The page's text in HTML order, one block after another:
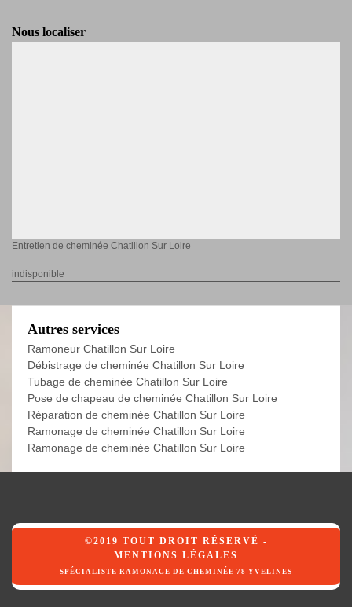
Nous localiser
Entretien de cheminée Chatillon Sur Loire
indisponible
Autres services
Ramoneur Chatillon Sur Loire
Débistrage de cheminée Chatillon Sur Loire
Tubage de cheminée Chatillon Sur Loire
Pose de chapeau de cheminée Chatillon Sur Loire
Réparation de cheminée Chatillon Sur Loire
Ramonage de cheminée Chatillon Sur Loire
Ramonage de cheminée Chatillon Sur Loire
©2019 TOUT DROIT RÉSERVÉ -
MENTIONS LÉGALES
SPÉCIALISTE RAMONAGE DE CHEMINÉE 78 YVELINES